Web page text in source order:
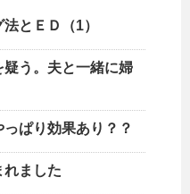
とＥＤ（1）
疑う。夫と一緒に婦
ぱり効果あり？？
れました